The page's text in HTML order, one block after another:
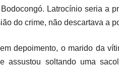
Latrocínio seria a
do crime, não descartava a
depoimento, o marido da
assustou soltando uma